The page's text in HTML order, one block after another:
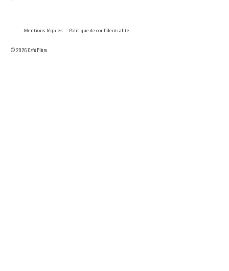
Mentions légales Politique de confidentialité
© 2026 Café Plùm